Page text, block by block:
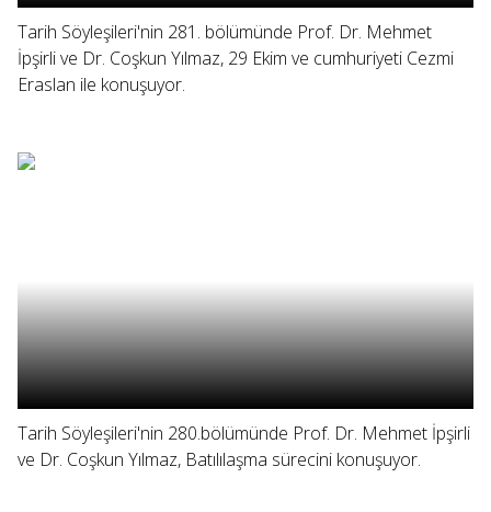
Tarih Söyleşileri'nin 281. bölümünde Prof. Dr. Mehmet
İpşirli ve Dr. Coşkun Yılmaz, 29 Ekim ve cumhuriyeti Cezmi
Eraslan ile konuşuyor.
Tarih Söyleşileri'nin 280.bölümünde Prof. Dr. Mehmet İpşirli
ve Dr. Coşkun Yılmaz, Batılılaşma sürecini konuşuyor.